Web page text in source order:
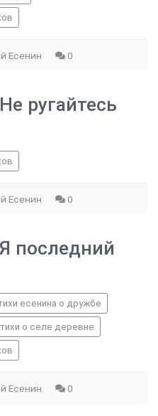
Есенин 0
ругайтесь
Есенин 0
последний
есенина о дружбе
о селе деревне
Есенин 0